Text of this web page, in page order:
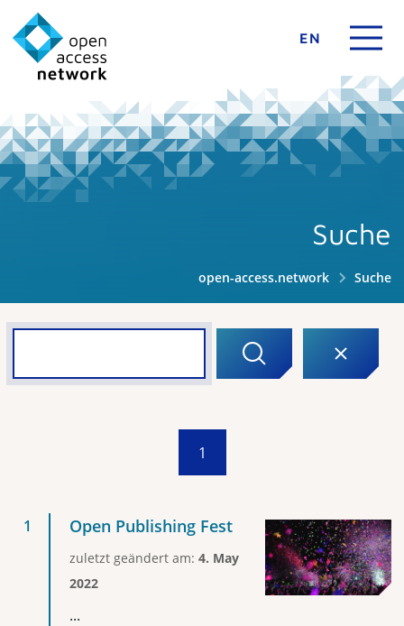
EN
Suche
open-access.network Suche
1
Open Publishing Fest
zuletzt geändert am: 4. May
2022
...